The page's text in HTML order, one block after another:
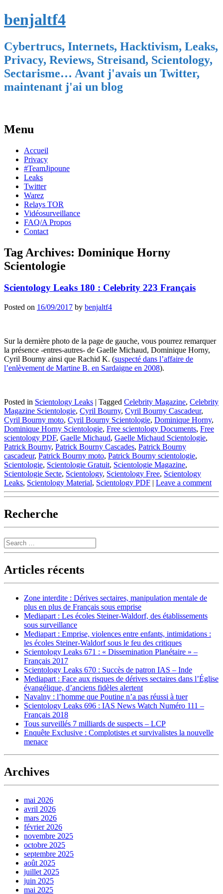
benjaltf4
Cybertrucs, Internets, Hacktivism, Leaks,
Privacy, Reviews, Streisand, Scientology,
Sectarisme… Avant j'avais un Twitter,
maintenant j'ai un blog
Menu
Skip
content
Accueil
Privacy
#TeamJipoune
Leaks
Twitter
Warez
Relays TOR
Vidéosurveillance
FAQ/A Propos
Contact
Tag Archives: Dominique Horny
Scientologie
Scientology Leaks 180 : Celebrity 223 Français
Posted on 16/09/2017 by benjaltf4
Sur la dernière photo de la page de gauche, vous pourrez remarquer
la présence -entres-autres- de Gaelle Michaud, Dominique Horny,
Cyril Bourny ainsi que Rachid K. (suspecté dans l’affaire de
l’enlèvement de Martine B. en Sardaigne en 2008).
Posted in Scientology Leaks | Tagged Celebrity Magazine, Celebrity
Magazine Scientologie, Cyril Bourny, Cyril Bourny Cascadeur,
Cyril Bourny moto, Cyril Bourny Scientologie, Dominique Horny,
Dominique Horny Scientologie, Free scientology Documents, Free
scientology PDF, Gaelle Michaud, Gaelle Michaud Scientologie,
Patrick Bourny, Patrick Bourny Cascades, Patrick Bourny
cascadeur, Patrick Bourny moto, Patrick Bourny scientologie,
Scientologie, Scientologie Gratuit, Scientologie Magazine,
Scientologie Secte, Scientology, Scientology Free, Scientology
Leaks, Scientology Material, Scientology PDF | Leave a comment
Recherche
Search
Articles récents
Zone interdite : Dérives sectaires, manipulation mentale de
plus en plus de Français sous emprise
Mediapart : Les écoles Steiner-Waldorf, des établissements
sous surveillance
Mediapart : Emprise, violences entre enfants, intimidations :
les écoles Steiner-Waldorf sous le feu des critiques
Scientology Leaks 671 : « Dissemination Planétaire » –
Français 2017
Scientology Leaks 670 : Succès de patron IAS – Inde
Mediapart : Face aux risques de dérives sectaires dans l’Église
évangélique, d’anciens fidèles alertent
Navalny : l’homme que Poutine n’a pas réussi à tuer
Scientology Leaks 696 : IAS News Watch Numéro 111 –
Français 2018
Tous surveillés 7 milliards de suspects – LCP
Enquête Exclusive : Complotistes et survivalistes la nouvelle
menace
Archives
mai 2026
avril 2026
mars 2026
février 2026
novembre 2025
octobre 2025
septembre 2025
août 2025
juillet 2025
juin 2025
mai 2025